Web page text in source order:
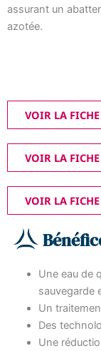
assurant un
azotée.
VOIR LA
VOIR LA
VOIR LA
Une eau de
sauvegarde
Un
Des
Une